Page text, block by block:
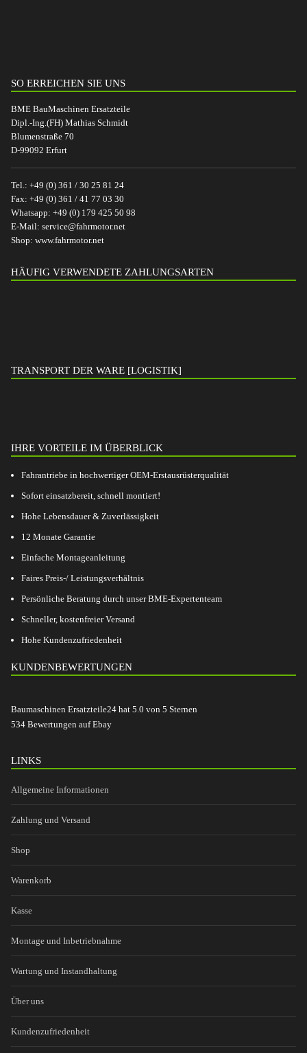
SO ERREICHEN SIE UNS
BME BauMaschinen Ersatzteile
Dipl.-Ing.(FH) Mathias Schmidt
Blumenstraße 70
D-99092 Erfurt
Tel.: +49 (0) 361 / 30 25 81 24
Fax: +49 (0) 361 / 41 77 03 30
Whatsapp: +49 (0) 179 425 50 98
E-Mail: service@fahrmotor.net
Shop: www.fahrmotor.net
HÄUFIG VERWENDETE ZAHLUNGSARTEN
TRANSPORT DER WARE [LOGISTIK]
IHRE VORTEILE IM ÜBERBLICK
Fahrantriebe in hochwertiger OEM-Erstausrüsterqualität
Sofort einsatzbereit, schnell montiert!
Hohe Lebensdauer & Zuverlässigkeit
12 Monate Garantie
Einfache Montageanleitung
Faires Preis-/ Leistungsverhältnis
Persönliche Beratung durch unser BME-Expertenteam
Schneller, kostenfreier Versand
Hohe Kundenzufriedenheit
KUNDENBEWERTUNGEN
Baumaschinen Ersatzteile24 hat 5.0 von 5 Sternen
534 Bewertungen auf Ebay
LINKS
Allgemeine Informationen
Zahlung und Versand
Shop
Warenkorb
Kasse
Montage und Inbetriebnahme
Wartung und Instandhaltung
Über uns
Kundenzufriedenheit